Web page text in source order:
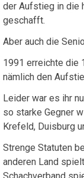
der Aufstieg in die
geschafft.
Aber auch die
1991 erreichte die
nämlich den
Leider war es ihr
so starke Gegner
Krefeld, Duisburg
Strenge Statuten
anderen Land